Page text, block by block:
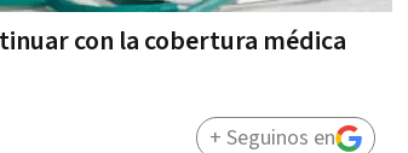
con la cobertura médica
+ Seguinos en